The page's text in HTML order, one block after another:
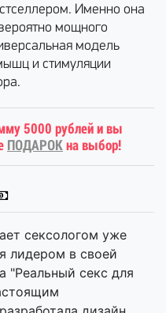
Именно она
мощного
модель
и стимуляции
5000 рублей и вы
ПОДАРОК на выбор!
сексологом уже
лидером в своей
"Реальный секс для